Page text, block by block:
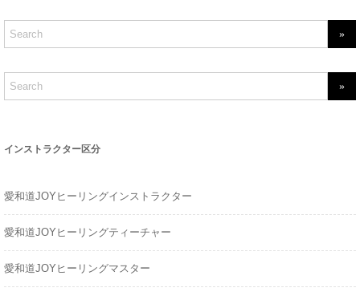
a
c
f
S
e
f
o
r
:
インストラクター区分
愛和道JOYヒーリングインストラクター
愛和道JOYヒーリングティーチャー
愛和道JOYヒーリングマスター